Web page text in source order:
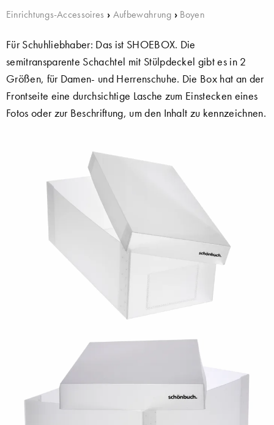
Einrichtungs-Accessoires › Aufbewahrung › Boyen
Für Schuhliebhaber: Das ist SHOEBOX. Die
semitransparente Schachtel mit Stülpdeckel gibt es in 2
Größen, für Damen- und Herrenschuhe. Die Box hat an der
Frontseite eine durchsichtige Lasche zum Einstecken eines
Fotos oder zur Beschriftung, um den Inhalt zu kennzeichnen.